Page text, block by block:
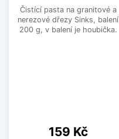
Čistící pasta na granitové a
nerezové dřezy Sinks, balení
200 g, v balení je houbička.
Cena
159 Kč